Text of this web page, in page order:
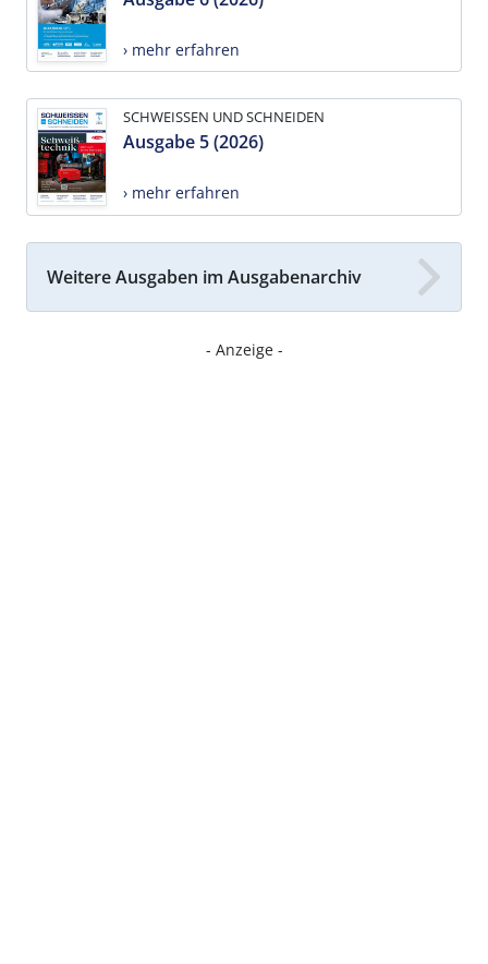
› mehr erfahren
SCHWEISSEN UND SCHNEIDEN
Ausgabe 5 (2026)
› mehr erfahren
Weitere Ausgaben im Ausgabenarchiv
- Anzeige -